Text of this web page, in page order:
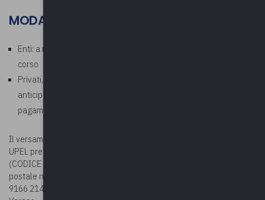
MODALITÀ PAGAMENTO
Enti: a ricezione della fattura che verrà emessa al termine del
corso
Privati, aziende, studi professionali: richiesto pagamento
anticipato. In fase di iscrizione corso, allegare la ricevuta di
pagamento
Il versamento della quota potrà essere effettuato sul c/c bancario
UPEL presso BPER BANCA – Via Vittorio Veneto 2 – Varese
(CODICE IBAN: IT78G0538710804000042439240) oppure sul c/c
postale n. 19166214 (CODICE IBAN: IT63 U076 0110 8000 0001
9166 214), entrambi intestati a Upel – Via Como n. 40 – 21100